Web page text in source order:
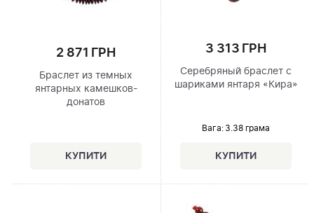
2 871 ГРН
Браслет из темных
янтарных камешков-
донатов
3 313 ГРН
Серебряный браслет с
шариками янтаря «Кира»
Вага: 3.38 грама